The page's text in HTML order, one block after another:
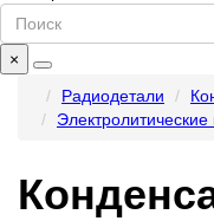
×
Радиодетали